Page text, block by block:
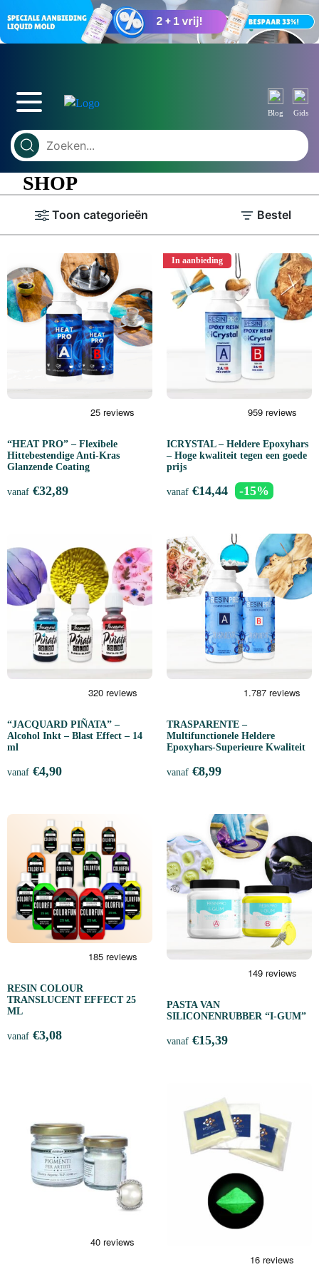
Blog Gids
SHOP
Toon categorieën Bestel
“HEAT PRO” – Flexibele
Hittebestendige Anti-Kras
Glanzende Coating
vanaf €32,89
In aanbieding
ICRYSTAL – Heldere Epoxyhars
– Hoge kwaliteit tegen een goede
prijs
vanaf €14,44 -15%
“JACQUARD PIÑATA” –
Alcohol Inkt – Blast Effect – 14
ml
vanaf €4,90
TRASPARENTE –
Multifunctionele Heldere
Epoxyhars-Superieure Kwaliteit
vanaf €8,99
RESIN COLOUR
TRANSLUCENT EFFECT 25
ML
vanaf €3,08
PASTA VAN
SILICONENRUBBER “I-GUM”
vanaf €15,39